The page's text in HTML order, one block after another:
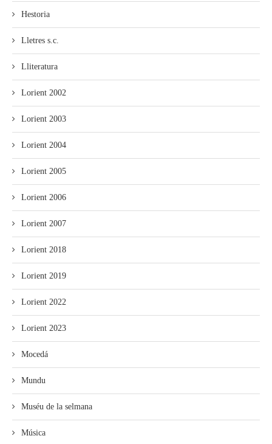
Hestoria
Lletres s.c.
Lliteratura
Lorient 2002
Lorient 2003
Lorient 2004
Lorient 2005
Lorient 2006
Lorient 2007
Lorient 2018
Lorient 2019
Lorient 2022
Lorient 2023
Mocedá
Mundu
Muséu de la selmana
Música